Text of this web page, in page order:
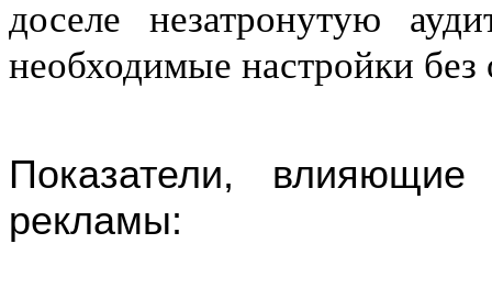
доселе незатронутую
необходимые настройки
Показатели,
рекламы: